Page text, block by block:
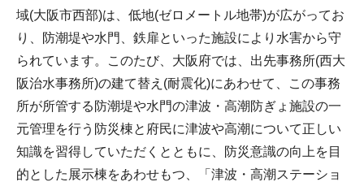
域(大阪市西部)は、低地(ゼロメートル地帯)が広がってお
り、防潮堤や水門、鉄扉といった施設により水害から守
られています。このたび、大阪府では、出先事務所(西大
阪治水事務所)の建て替え(耐震化)にあわせて、この事務
所が所管する防潮堤や水門の津波・高潮防ぎょ施設の一
元管理を行う防災棟と府民に津波や高潮について正しい
知識を習得していただくとともに、防災意識の向上を目
的とした展示棟をあわせもつ、「津波・高潮ステーショ